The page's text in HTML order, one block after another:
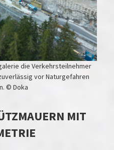
die Verkehrsteilnehmer
vor Naturgefahren
© Doka
MIT